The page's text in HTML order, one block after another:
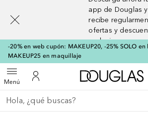
app de Douglas y
recibe
ofertas y
exclusivos
-20% en web cupón: MAKEUP20, -25% SOLO
MAKEUP25 en maquillaje
MenúAbrir menúMi cuenta
Regresar
Ejecutar búsqueda
[navigation.slideout.screenreader]